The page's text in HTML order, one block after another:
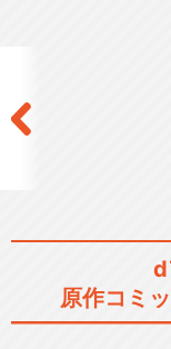
d
原作コミ